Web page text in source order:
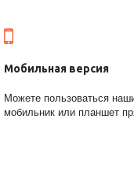
Мобильная версия
Можете пользоваться
мобильник или планшет